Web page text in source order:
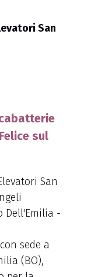
San
sul
sede a
(BO),